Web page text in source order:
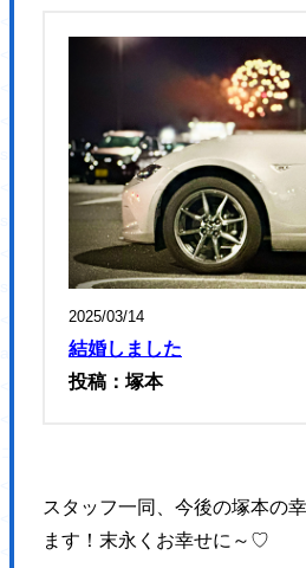
2025/03/14
結婚しました
投稿：塚本
スタッフ一同、今後の塚本の
ます！末永くお幸せに～♡
<a href="" title="コンサルティング"
<source type="image/webp"
srcset="https://hajimecreate.com/wp-
<source media="(max-width: 1023px)"
srcset="https://hajimecreate.com/wp-
<source type="image/webp"
srcset="https://hajimecreate.com/wp-
<img src="https://hajimecreate.com/
alt="コンサルティング" class="imgBk"
</picture>
<use xlink:href="https://
</svg>